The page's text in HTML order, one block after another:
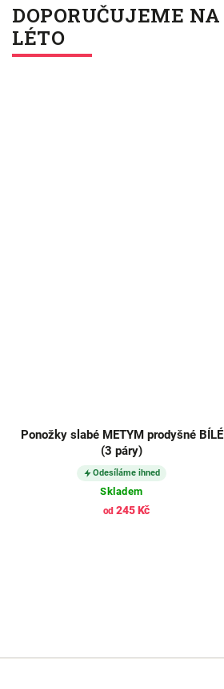
DOPORUČUJEME NA
LÉTO
Ponožky slabé METYM prodyšné BÍLÉ
(3 páry)
Odesíláme ihned
Skladem
od 245 Kč